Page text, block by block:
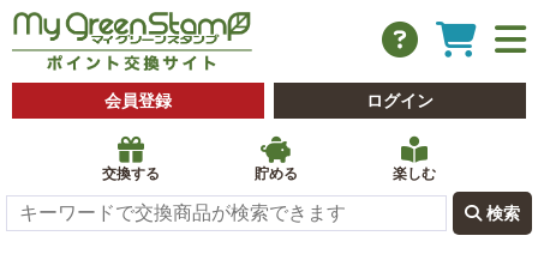
会員登録 ログイン
交換する 貯める 楽しむ
 検索